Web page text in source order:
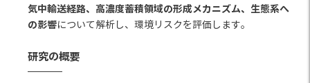
気中輸送経路、高濃度蓄積領域の形成メカニズム、生態系へ
の影響について解析し、環境リスクを評価します。
研究の概要